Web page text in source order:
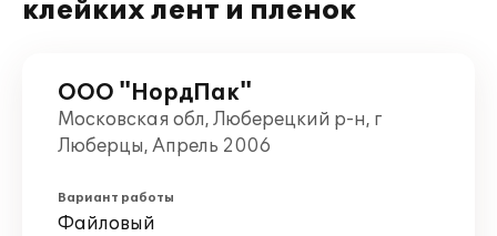
клейких лент и пленок
ООО "НордПак"
Московская обл, Люберецкий р-н, г
Люберцы, Апрель 2006
Вариант работы
Файловый